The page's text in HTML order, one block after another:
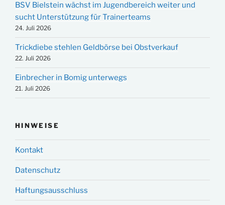
BSV Bielstein wächst im Jugendbereich weiter und
sucht Unterstützung für Trainerteams
24. Juli 2026
Trickdiebe stehlen Geldbörse bei Obstverkauf
22. Juli 2026
Einbrecher in Bomig unterwegs
21. Juli 2026
HINWEISE
Kontakt
Datenschutz
Haftungsausschluss